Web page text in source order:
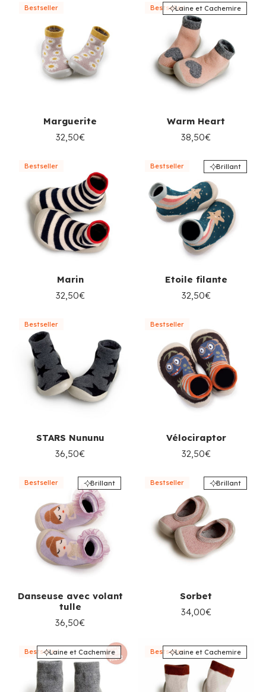
Bestseller
Marguerite
32,50€
BestsellerLaine et Cachemire
Warm Heart
38,50€
Bestseller
Marin
32,50€
Bestseller Brillant
Etoile filante
32,50€
Bestseller
STARS Nununu
36,50€
Bestseller
Vélociraptor
32,50€
Bestseller Brillant
Danseuse avec volant
tulle
36,50€
Bestseller Brillant
Sorbet
34,00€
BestsellerLaine et Cachemire BestsellerLaine et Cachemire